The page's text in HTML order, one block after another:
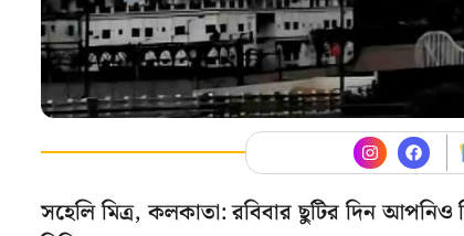
সহেলি মিত্র, কলকাতা: রবিবার ছুটির দিন